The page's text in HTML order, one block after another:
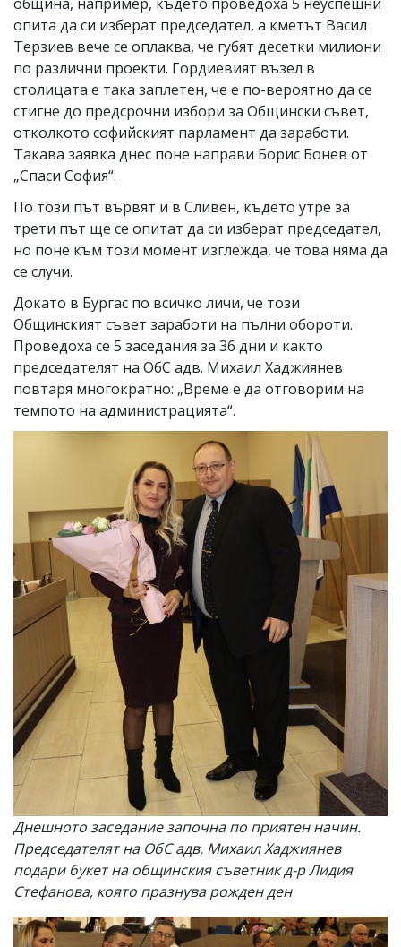
опита да си изберат председател, а кметът Васил
Терзиев вече се оплаква, че губят десетки милиони
по различни проекти. Гордиевият възел в
столицата е така заплетен, че е по-вероятно да се
стигне до предсрочни избори за Общински съвет,
отколкото софийският парламент да заработи.
Такава заявка днес поне направи Борис Бонев от
„Спаси София“.
По този път вървят и в Сливен, където утре за
трети път ще се опитат да си изберат председател,
но поне към този момент изглежда, че това няма да
се случи.
Докато в Бургас по всичко личи, че този
Общинският съвет заработи на пълни обороти.
Проведоха се 5 заседания за 36 дни и както
председателят на ОбС адв. Михаил Хаджиянев
повтаря многократно: „Време е да отговорим на
темпото на администрацията“.
Днешното заседание започна по приятен начин.
Председателят на ОбС адв. Михаил Хаджиянев
подари букет на общинския съветник д-р Лидия
Стефанова, която празнува рожден ден